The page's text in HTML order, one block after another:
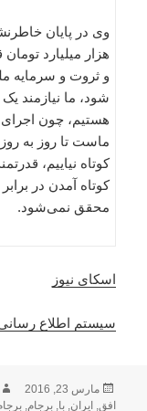
وی در پایان
هزار میلیارد
و ثروت و سرمایه
شود، ما نیازمند
هستیم، چون اجرای
ماست تا روز به
کوتاه نیاییم،
کوتاه آمدن در
محقق نمی‌شود.
اسکای نیوز
سیستم اطلاع
ارسال
شده
مارس 23, 2016
افق, ایران,با,برجام,